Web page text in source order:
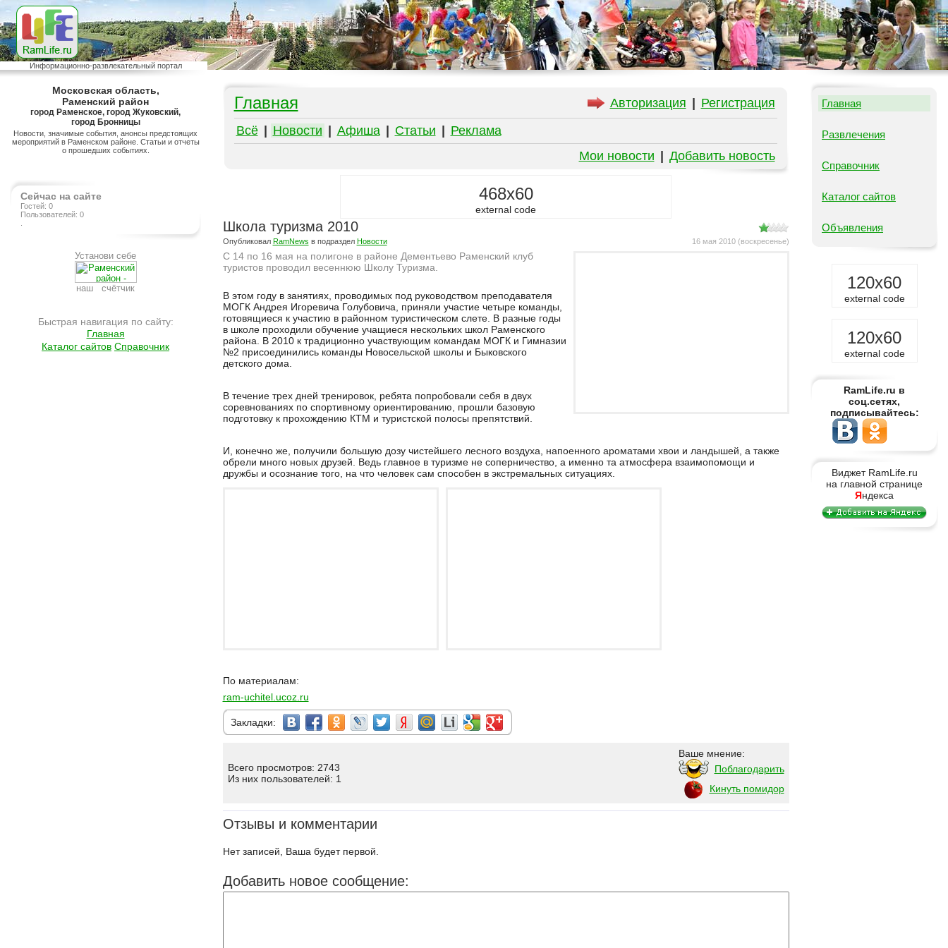
Информационно-развлекательный портал
Московская область,
Раменский район
город Раменское, город Жуковский,
город Бронницы
Новости, значимые события, анонсы предстоящих
мероприятий в Раменском районе. Статьи и отчеты
о прошедших событиях.
Сейчас на сайте
Гостей: 0
Пользователей: 0
Установи себе
наш счётчик
Быстрая навигация по сайту:
Главная
Каталог сайтов Справочник
Авторизация Регистрация
Главная
Всё Новости Афиша Статьи
Реклама
Мои новости
Добавить новость
468x60
external code
Школа туризма 2010
16 мая 2010 (воскресенье)
Опубликовал RamNews в подраздел Новости
С 14 по 16 мая на полигоне в районе Дементьево Раменский клуб
туристов проводил весеннюю Школу Туризма.
В этом году в занятиях, проводимых под руководством преподавателя
МОГК Андрея Игоревича Голубовича, приняли участие четыре команды,
готовящиеся к участию в районном туристическом слете. В разные годы
в школе проходили обучение учащиеся нескольких школ Раменского
района. В 2010 к традиционно участвующим командам МОГК и Гимназии
№2 присоединились команды Новосельской школы и Быковского
детского дома.
В течение трех дней тренировок, ребята попробовали себя в двух
соревнованиях по спортивному ориентированию, прошли базовую
подготовку к прохождению КТМ и туристской полосы препятствий.
И, конечно же, получили большую дозу чистейшего лесного воздуха, напоенного ароматами хвои и ландышей, а также
обрели много новых друзей. Ведь главное в туризме не соперничество, а именно та атмосфера взаимопомощи и
дружбы и осознание того, на что человек сам способен в экстремальных ситуациях.
По материалам:
ram-uchitel.ucoz.ru
Закладки:
Всего просмотров: 2743
Из них пользователей: 1
Ваше мнение:
Поблагодарить
Кинуть помидор
Отзывы и комментарии
Нет записей, Ваша будет первой.
Добавить новое сообщение:
Главная
Развлечения
Справочник
Каталог сайтов
Объявления
120x60
external code
120x60
external code
RamLife.ru в
соц.сетях,
подписывайтесь:
Виджет RamLife.ru
на главной странице
Яндекса